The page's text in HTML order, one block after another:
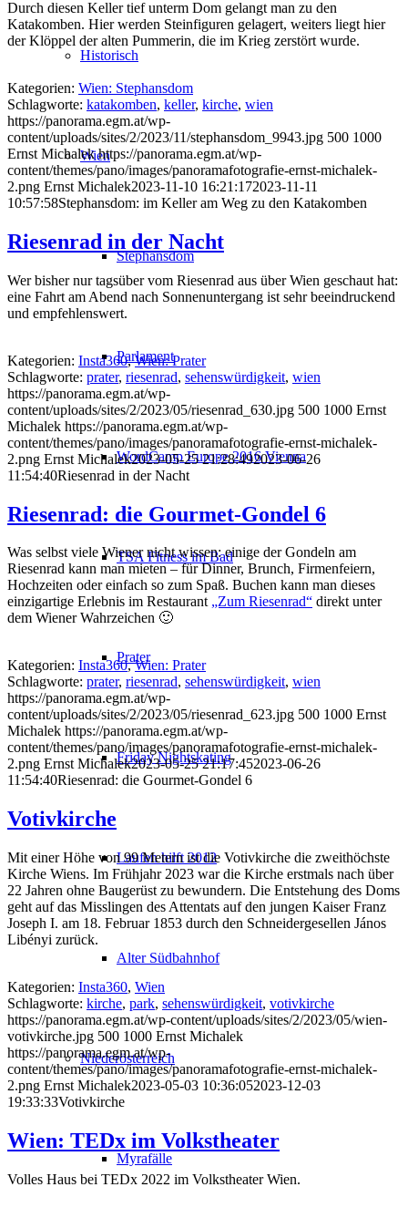
Historisch
Wien
Stephansdom
Parlament
WordCamp Europe 2016 Vienna
TSA Fitness im Bad
Prater
Friday Nightskating
Laufen hilft 2012
Alter Südbahnhof
Niederösterreich
Myrafälle
Durch diesen Keller tief unterm Dom gelangt man zu den
Katakomben. Hier werden Steinfiguren gelagert, weiters liegt hier
der Klöppel der alten Pummerin, die im Krieg zerstört wurde.
Kategorien: Wien: Stephansdom
Schlagworte: katakomben, keller, kirche, wien
https://panorama.egm.at/wp-
content/uploads/sites/2/2023/11/stephansdom_9943.jpg 500 1000
Ernst Michalek https://panorama.egm.at/wp-
content/themes/pano/images/panoramafotografie-ernst-michalek-
2.png Ernst Michalek2023-11-10 16:21:172023-11-11
10:57:58Stephansdom: im Keller am Weg zu den Katakomben
Riesenrad in der Nacht
Wer bisher nur tagsüber vom Riesenrad aus über Wien geschaut hat:
eine Fahrt am Abend nach Sonnenuntergang ist sehr beeindruckend
und empfehlenswert.
Kategorien: Insta360,Wien: Prater
Schlagworte: prater, riesenrad, sehenswürdigkeit, wien
https://panorama.egm.at/wp-
content/uploads/sites/2/2023/05/riesenrad_630.jpg 500 1000 Ernst
Michalek https://panorama.egm.at/wp-
content/themes/pano/images/panoramafotografie-ernst-michalek-
2.png Ernst Michalek2023-05-25 21:28:492023-06-26
11:54:40Riesenrad in der Nacht
Riesenrad: die Gourmet-Gondel 6
Was selbst viele Wiener nicht wissen: einige der Gondeln am
Riesenrad kann man mieten – für Dinner, Brunch, Firmenfeiern,
Hochzeiten oder einfach so zum Spaß. Buchen kann man dieses
einzigartige Erlebnis im Restaurant „Zum Riesenrad“ direkt unter
dem Wiener Wahrzeichen 🙂
Kategorien: Insta360,Wien: Prater
Schlagworte: prater, riesenrad, sehenswürdigkeit, wien
https://panorama.egm.at/wp-
content/uploads/sites/2/2023/05/riesenrad_623.jpg 500 1000 Ernst
Michalek https://panorama.egm.at/wp-
content/themes/pano/images/panoramafotografie-ernst-michalek-
2.png Ernst Michalek2023-05-25 21:17:452023-06-26
11:54:40Riesenrad: die Gourmet-Gondel 6
Votivkirche
Mit einer Höhe von 99 Metern ist die Votivkirche die zweithöchste
Kirche Wiens. Im Frühjahr 2023 war die Kirche erstmals nach über
22 Jahren ohne Baugerüst zu bewundern. Die Entstehung des Doms
geht auf das Misslingen des Attentats auf den jungen Kaiser Franz
Joseph I. am 18. Februar 1853 durch den Schneidergesellen János
Libényi zurück.
Kategorien: Insta360, Wien
Schlagworte: kirche, park, sehenswürdigkeit, votivkirche
https://panorama.egm.at/wp-content/uploads/sites/2/2023/05/wien-
votivkirche.jpg 500 1000 Ernst Michalek
https://panorama.egm.at/wp-
content/themes/pano/images/panoramafotografie-ernst-michalek-
2.png Ernst Michalek2023-05-03 10:36:052023-12-03
19:33:33Votivkirche
Wien: TEDx im Volkstheater
Volles Haus bei TEDx 2022 im Volkstheater Wien.